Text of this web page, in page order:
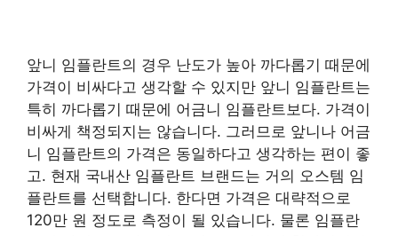
앞니 임플란트의 경우 난도가 높아 까다롭기 때문에
가격이 비싸다고 생각할 수 있지만 앞니 임플란트는
특히 까다롭기 때문에 어금니 임플란트보다. 가격이
비싸게 책정되지는 않습니다. 그러므로 앞니나 어금
니 임플란트의 가격은 동일하다고 생각하는 편이 좋
고. 현재 국내산 임플란트 브랜드는 거의 오스템 임
플란트를 선택합니다. 한다면 가격은 대략적으로
120만 원 정도로 측정이 될 있습니다. 물론 임플란